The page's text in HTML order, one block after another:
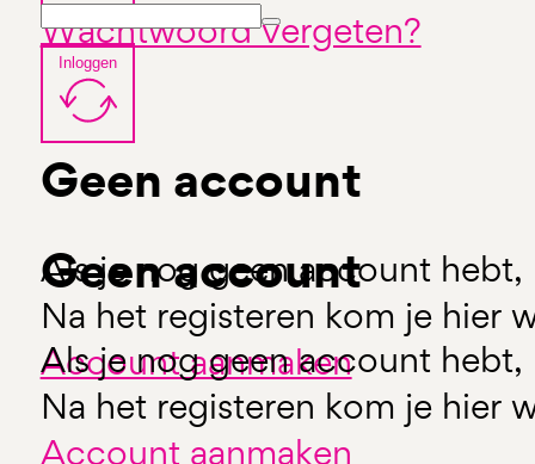
Wachtwoord vergeten?
Geen account
Als je nog geen account hebt,
Na het registeren kom je hier
Account aanmaken
Inloggen
Geen account
Als je nog geen account hebt,
Na het registeren kom je hier
Account aanmaken